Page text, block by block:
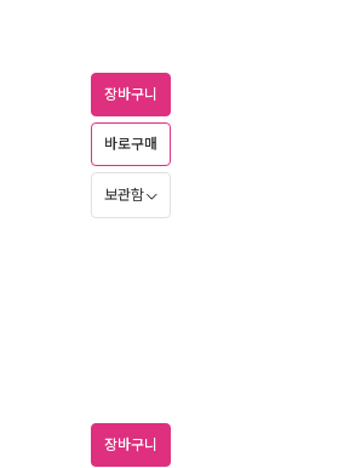
장바구니
바로구매
보관함
장바구니